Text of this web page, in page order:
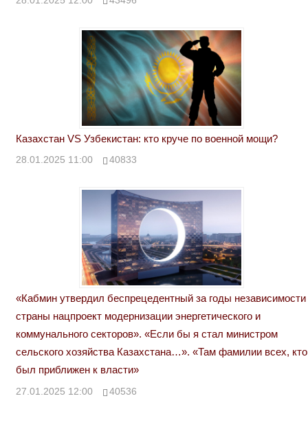
Казахстан VS Узбекистан: кто круче по военной мощи?
28.01.2025 11:00 40833
«Кабмин утвердил беспрецедентный за годы независимости
страны нацпроект модернизации энергетического и
коммунального секторов». «Если бы я стал министром
сельского хозяйства Казахстана…». «Там фамилии всех, кто
был приближен к власти»
27.01.2025 12:00 40536